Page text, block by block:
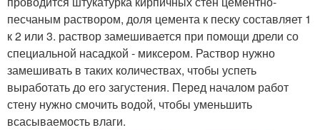
песчаным раствором, доля цемента к песку составляет 1
к 2 или 3. раствор замешивается при помощи дрели со
специальной насадкой - миксером. Раствор нужно
замешивать в таких количествах, чтобы успеть
выработать до его загустения. Перед началом работ
стену нужно смочить водой, чтобы уменьшить
всасываемость влаги.